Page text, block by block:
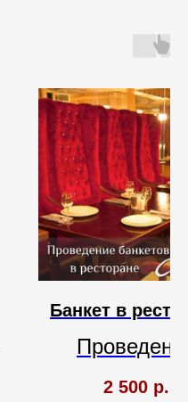
Банкет в
банкетов.
2 500 р.